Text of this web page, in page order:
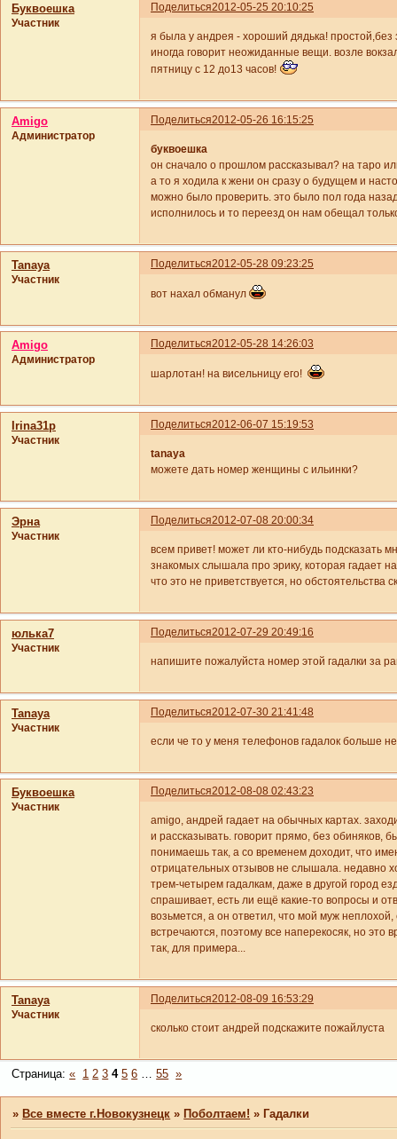
Поделиться2012-05-25 20:10:25
Буквоешка
Участник
я была у андрея - хороший дядька!
иногда говорит неожиданные вещи. возле
пятницу с 12 до13 часов!
Поделиться2012-05-26 16:15:25
Amigo
Администратор
буквоешка
он сначало о прошлом рассказывал? на таро
а то я ходила к жени он сразу о будущем и
можно было проверить. это было пол года
исполнилось и то переезд он нам обещал
Поделиться2012-05-28 09:23:25
Tanaya
Участник
вот нахал обманул
Поделиться2012-05-28 14:26:03
Amigo
Администратор
шарлотан! на висельницу его!
Поделиться2012-06-07 15:19:53
Irina31p
Участник
tanaya
можете дать номер женщины с ильинки?
Поделиться2012-07-08 20:00:34
Эрна
Участник
всем привет! может ли кто-нибудь подсказать
знакомых слышала про эрику, которая гадает
что это не приветствуется, но обстоятельства
Поделиться2012-07-29 20:49:16
юлька7
Участник
напишите пожалуйста номер этой гадалки за
Поделиться2012-07-30 21:41:48
Tanaya
Участник
если че то у меня телефонов гадалок больше
Поделиться2012-08-08 02:43:23
Буквоешка
Участник
amigo, андрей гадает на обычных картах.
и рассказывать. говорит прямо, без обиняков,
понимаешь так, а со временем доходит, что
отрицательных отзывов не слышала. недавно
трем-четырем гадалкам, даже в другой город
спрашивает, есть ли ещё какие-то вопросы и
возьмется, а он ответил, что мой муж
встречаются, поэтому все наперекосяк, но это
так, для примера...
Поделиться2012-08-09 16:53:29
Tanaya
Участник
сколько стоит андрей подскажите пожайлуста
Страница:« 1 2 3 4 5 6 55 »
»Все вместе г.Новокузнецк »Поболтаем! »Гадалки